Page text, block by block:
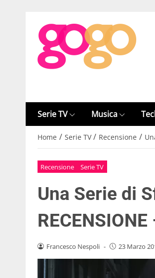
Serie TV Musica
Home / Serie TV / Recensione /
Recensione Serie TV
Una Serie di
Francesco Nespoli - 23 Marzo